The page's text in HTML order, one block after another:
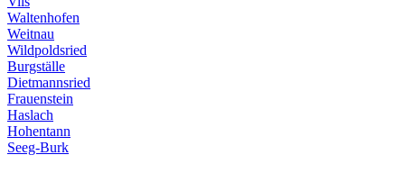
Waltenhofen
Weitnau
Wildpoldsried
Burgställe
Dietmannsried
Frauenstein
Haslach
Hohentann
Seeg-Burk